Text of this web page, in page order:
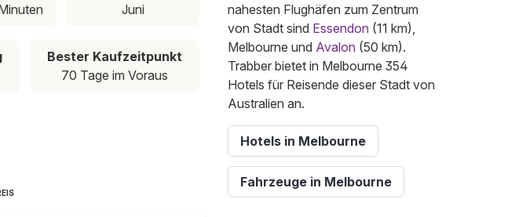
Juni
Bester Kaufzeitpunkt
70 Tage im Voraus
nahesten Flughäfen zum Zentrum
von Stadt sind Essendon (11 km),
Melbourne und Avalon (50 km).
Trabber bietet in Melbourne 354
Hotels für Reisende dieser Stadt von
Australien an.
Hotels in Melbourne
Fahrzeuge in Melbourne